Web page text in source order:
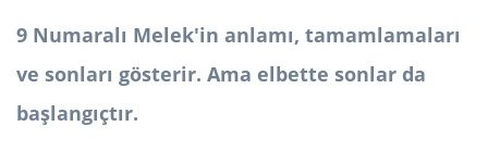
9 Numaralı Melek'in anlamı, tamamlamaları
ve sonları gösterir. Ama elbette sonlar da
başlangıçtır.